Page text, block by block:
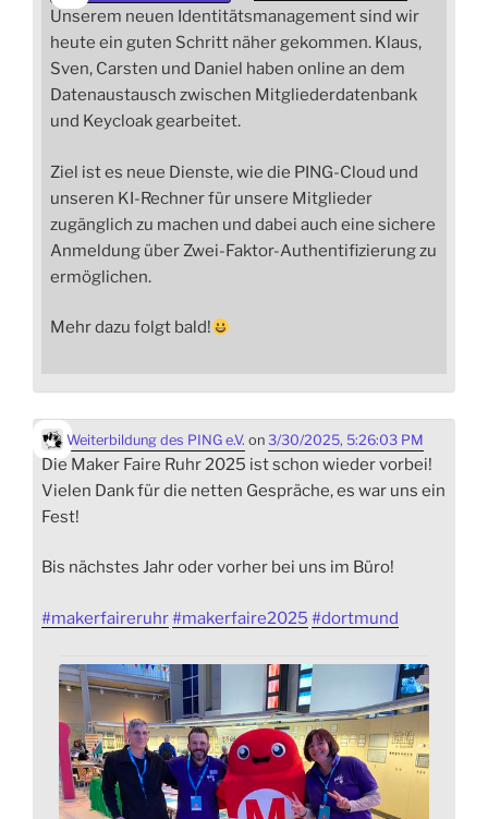
Unserem neuen Identitätsmanagement sind wir
heute ein guten Schritt näher gekommen. Klaus,
Sven, Carsten und Daniel haben online an dem
Datenaustausch zwischen Mitgliederdatenbank
und Keycloak gearbeitet.
Ziel ist es neue Dienste, wie die PING-Cloud und
unseren KI-Rechner für unsere Mitglieder
zugänglich zu machen und dabei auch eine sichere
Anmeldung über Zwei-Faktor-Authentifizierung zu
ermöglichen.
Mehr dazu folgt bald!
Weiterbildung des PING e.V. on 3/30/2025, 5:26:03 PM
Die Maker Faire Ruhr 2025 ist schon wieder vorbei!
Vielen Dank für die netten Gespräche, es war uns ein
Fest!
Bis nächstes Jahr oder vorher bei uns im Büro!
#makerfaireruhr#makerfaire2025 #dortmund